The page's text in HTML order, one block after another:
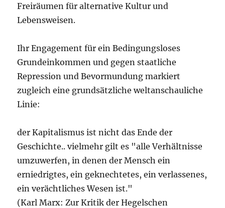
Freiräumen für alternative Kultur und
Lebensweisen.
Ihr Engagement für ein Bedingungsloses
Grundeinkommen und gegen staatliche
Repression und Bevormundung markiert
zugleich eine grundsätzliche weltanschauliche
Linie:
der Kapitalismus ist nicht das Ende der
Geschichte.. vielmehr gilt es "alle Verhältnisse
umzuwerfen, in denen der Mensch ein
erniedrigtes, ein geknechtetes, ein verlassenes,
ein verächtliches Wesen ist."
(Karl Marx: Zur Kritik der Hegelschen